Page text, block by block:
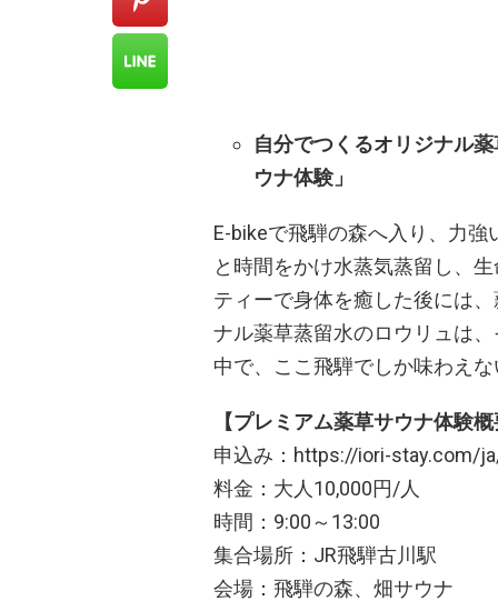
自分でつくるオリジナル
ウナ体験」
E-bikeで飛騨の森へ入り、力
と時間をかけ水蒸気蒸留し、
ティーで身体を癒した後には
ナル薬草蒸留水のロウリュは
中で、ここ飛騨でしか味わえ
【プレミアム薬草サウナ体験
申込み：https://iori-stay.com/
料金：大人10,000円/人
時間：9:00～13:00
集合場所：JR飛騨古川駅
会場：飛騨の森、畑サウナ